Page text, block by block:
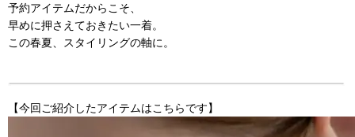
予約アイテムだからこそ、
早めに押さえておきたい一着。
この春夏、スタイリングの軸に。
【今回ご紹介したアイテムはこちらです】